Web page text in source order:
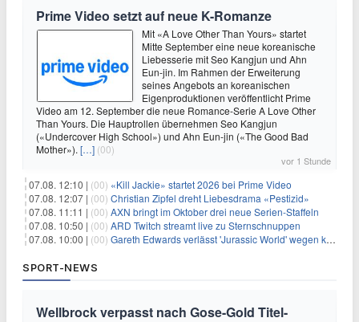
Prime Video setzt auf neue K-Romanze
Mit «A Love Other Than Yours» startet
Mitte September eine neue koreanische
Liebesserie mit Seo Kangjun und Ahn
Eun-jin. Im Rahmen der Erweiterung
seines Angebots an koreanischen
Eigenproduktionen veröffentlicht Prime
Video am 12. September die neue Romance-Serie A Love Other
Than Yours. Die Hauptrollen übernehmen Seo Kangjun
(«Undercover High School») und Ahn Eun-jin («The Good Bad
Mother»). […] (00)
vor 1 Stunde
07.08. 12:10 | (00) «Kill Jackie» startet 2026 bei Prime Video
07.08. 12:07 | (00) Christian Zipfel dreht Liebesdrama «Pestizid»
07.08. 11:11 | (00) AXN bringt im Oktober drei neue Serien-Staffeln
07.08. 10:50 | (00) ARD Twitch streamt live zu Sternschnuppen
07.08. 10:00 | (00) Gareth Edwards verlässt 'Jurassic World' wegen kreativer Differenzen
SPORT-NEWS
Wellbrock verpasst nach Gose-Gold Titel-